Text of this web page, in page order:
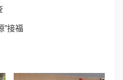
”接福